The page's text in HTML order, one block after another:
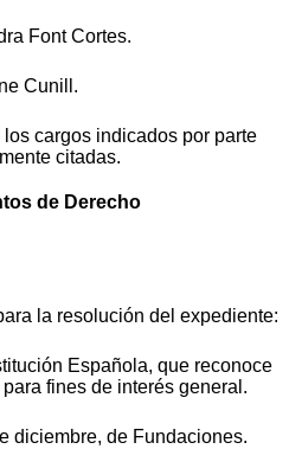
Font Cortes.
Cunill.
cargos indicados por parte
citadas.
de Derecho
la resolución del expediente:
Española, que reconoce
fines de interés general.
diciembre, de Fundaciones.